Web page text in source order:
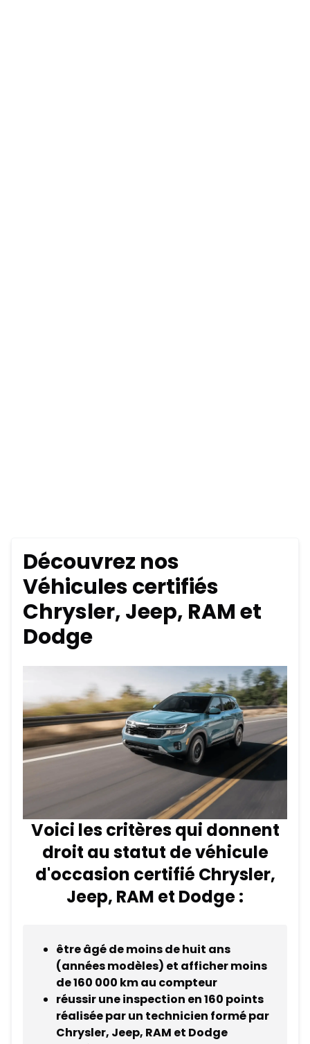
Découvrez nos
Véhicules certifiés
Chrysler, Jeep, RAM et
Dodge
Voici les critères qui donnent
droit au statut de véhicule
d'occasion certifié Chrysler,
Jeep, RAM et Dodge :
être âgé de moins de huit ans
(années modèles) et afficher moins
de 160 000 km au compteur
réussir une inspection en 160 points
réalisée par un technicien formé par
Chrysler, Jeep, RAM et Dodge